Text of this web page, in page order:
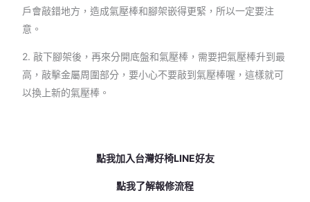
戶會敲錯地方，造成氣壓棒和腳架嵌得更緊，所以一定要注
意。
2. 敲下腳架後，再來分開底盤和氣壓棒，需要把氣壓棒升到最
高，敲擊金屬周圍部分，要小心不要敲到氣壓棒喔，這樣就可
以換上新的氣壓棒。
點我加入台灣好椅LINE好友
點我了解報修流程